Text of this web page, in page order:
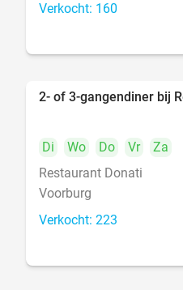
food
Verkocht: 160
2- of 3-gangendiner bij
Di Wo Do Vr
Za
Restaurant Donati
Voorburg
Verkocht: 223